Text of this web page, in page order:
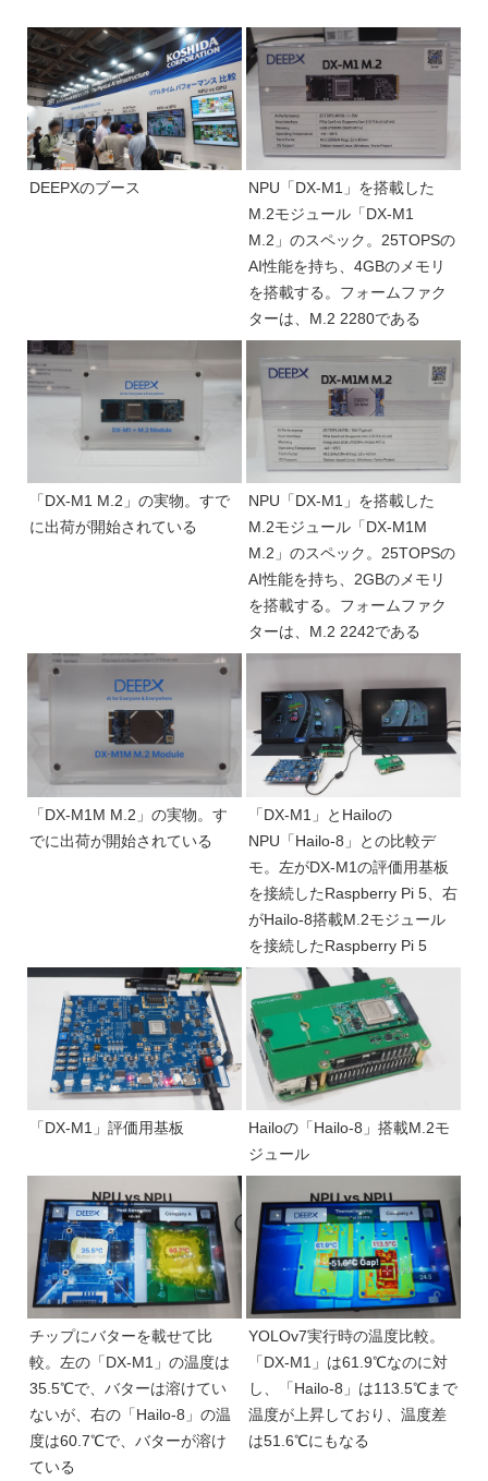
DEEPXのブース
NPU「DX-M1」を搭載した
M.2モジュール「DX-M1
M.2」のスペック。25TOPSの
AI性能を持ち、4GBのメモリ
を搭載する。フォームファク
ターは、M.2 2280である
「DX-M1 M.2」の実物。すで
に出荷が開始されている
NPU「DX-M1」を搭載した
M.2モジュール「DX-M1M
M.2」のスペック。25TOPSの
AI性能を持ち、2GBのメモリ
を搭載する。フォームファク
ターは、M.2 2242である
「DX-M1M M.2」の実物。す
でに出荷が開始されている
「DX-M1」とHailoの
NPU「Hailo-8」との比較デ
モ。左がDX-M1の評価用基板
を接続したRaspberry Pi 5、右
がHailo-8搭載M.2モジュール
を接続したRaspberry Pi 5
「DX-M1」評価用基板
Hailoの「Hailo-8」搭載M.2モ
ジュール
チップにバターを載せて比
較。左の「DX-M1」の温度は
35.5℃で、バターは溶けてい
ないが、右の「Hailo-8」の温
度は60.7℃で、バターが溶け
ている
YOLOv7実行時の温度比較。
「DX-M1」は61.9℃なのに対
し、「Hailo-8」は113.5℃まで
温度が上昇しており、温度差
は51.6℃にもなる